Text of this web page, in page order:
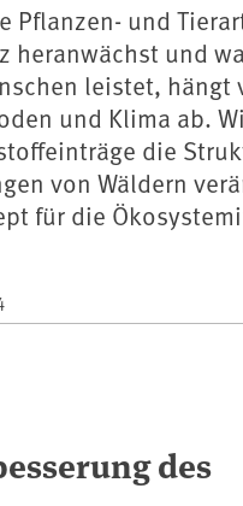
Pflanzen- und
heranwächst und
leistet, hängt
und Klima ab.
die
von Wäldern
für die
des